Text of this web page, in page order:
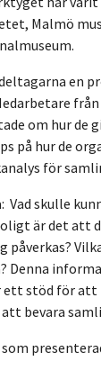
Malmö
en
om hur de
på hur de
för
skulle
är det att
påverkas?
Denna
stöd för att
bevara